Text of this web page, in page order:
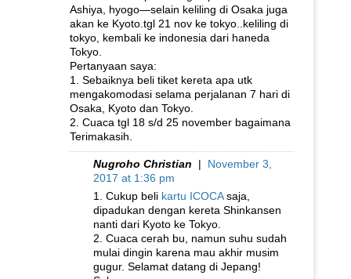
Ashiya, hyogo—selain keliling di Osaka juga
akan ke Kyoto.tgl 21 nov ke tokyo..keliling di
tokyo, kembali ke indonesia dari haneda
Tokyo.
Pertanyaan saya:
1. Sebaiknya beli tiket kereta apa utk
mengakomodasi selama perjalanan 7 hari di
Osaka, Kyoto dan Tokyo.
2. Cuaca tgl 18 s/d 25 november bagaimana
Terimakasih.
Nugroho Christian | November 3,
2017 at 1:36 pm
1. Cukup beli kartu ICOCAsaja,
dipadukan dengan kereta Shinkansen
nanti dari Kyoto ke Tokyo.
2. Cuaca cerah bu, namun suhu sudah
mulai dingin karena mau akhir musim
gugur. Selamat datang di Jepang!